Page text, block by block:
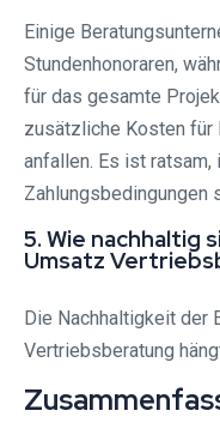
Einige
Stundenhonoraren,
für das gesamte
zusätzliche Kosten für
anfallen. Es ist ratsam,
Zahlungsbedingungen
5. Wie nachhaltig
Umsatz
Die Nachhaltigkeit der
Vertriebsberatung